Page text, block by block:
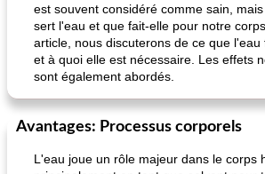
est souvent considéré comme sain,
sert l'eau et que fait-elle pour notre
article, nous discuterons de ce que
et à quoi elle est nécessaire. Les effets
sont également abordés.
Avantages: Processus corporels
L'eau joue un rôle majeur dans le corps